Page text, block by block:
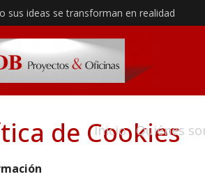
sus ideas se transforman en realidad
Inicio Quiénes
de Cookies